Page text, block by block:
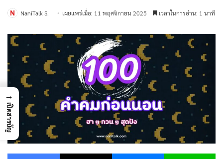
NaniTalk S. เผยแพร่เมื่อ: 11 พฤศจิกายน 2025 เวลาในการอ่าน: 1 นาที
Facebook X Messenger
→
เปิดสารบัญ